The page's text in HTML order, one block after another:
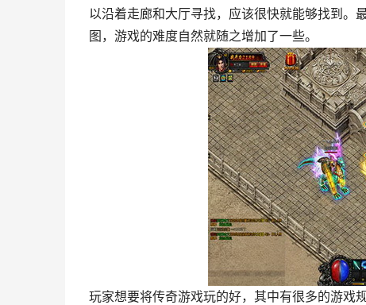
以沿着走廊和大厅寻找，应该很快就能够找到。
图，游戏的难度自然就随之增加了一些。
玩家想要将传奇游戏玩的好，其中有很多的游戏